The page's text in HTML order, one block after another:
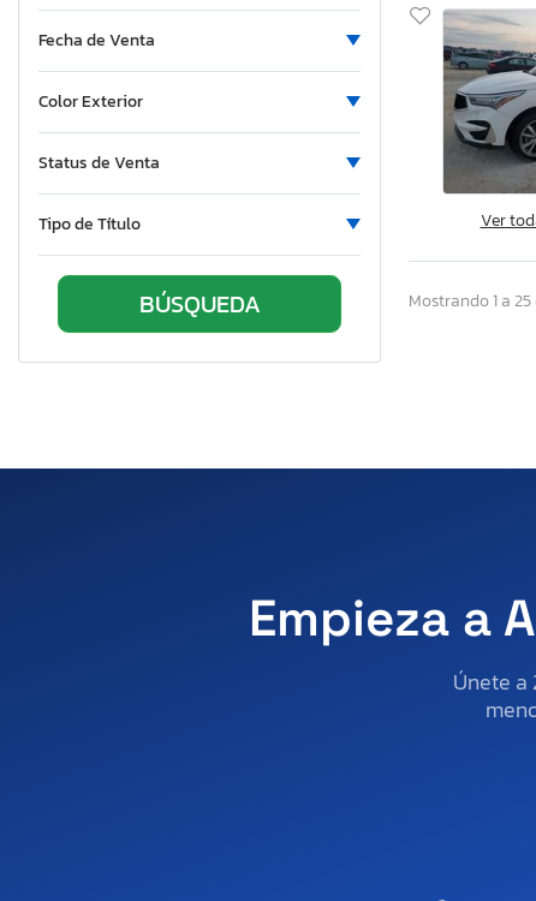
Ontario
Oregon
Rhode Island
Tennessee
Texas
Washington
Fecha de Venta
Color Exterior
Status de Venta
Tipo de Título Ver
Mostrando 1 a
Empieza a
Únete a